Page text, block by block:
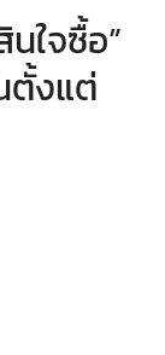
ใจซื้อ”
ตั้งแต่